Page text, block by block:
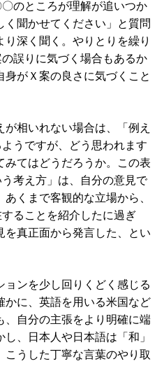
のところが理解が追いつか
聞かせてください」と質問
深く聞く。やりとりを繰り
誤りに気づく場合もあるか
身がＸ案の良さに気づくこと
相いれない場合は、「例え
うですが、どう思われます
みてはどうだろうか。この表
考え方」は、自分の意見で
くまで客観的な立場から、
ることを紹介したに過ぎ
を真正面から発言した、とい
ンを少し回りくどく感じる
かに、英語を用いる米国など
、自分の主張をより明確に端
、日本人や日本語は「和」
こうした丁寧な言葉のやり取